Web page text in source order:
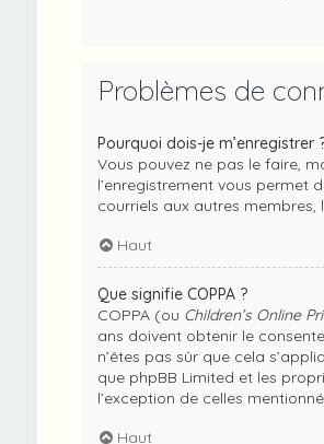
Problèmes de
Pourquoi dois-je m’enregistrer
Vous pouvez ne pas le faire,
l’enregistrement vous permet
courriels aux autres membres,
Haut
Que signifie COPPA ?
COPPA (ou Children’s Online
ans doivent obtenir le
n’êtes pas sûr que cela
que phpBB Limited et les
l’exception de celles
Haut